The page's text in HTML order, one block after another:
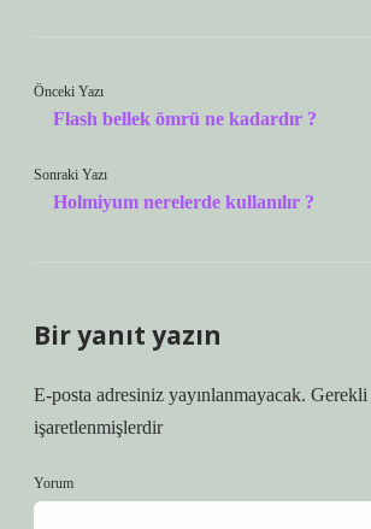
Önceki Yazı
Flash bellek ömrü ne kadardır ?
Sonraki Yazı
Holmiyum nerelerde kullanılır ?
Bir yanıt yazın
E-posta adresiniz yayınlanmayacak. Gerekli
işaretlenmişlerdir
Yorum